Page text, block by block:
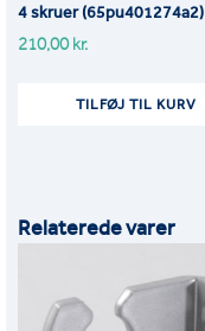
4 skruer (65pu401274a2)
210,00kr.
TILFØJ TIL KURV
Relaterede varer